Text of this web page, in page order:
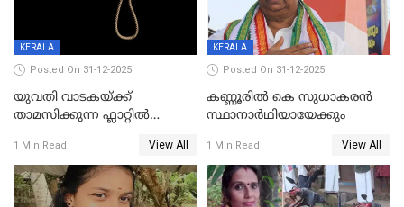
KERALA
Posted On 31-12-2025
യുവതി വാടകയ്ക്ക്
താമസിക്കുന്ന ഫ്ലാറ്റില്‍
സംഭവം കൈതപ്പൊയിലില്‍
1 Min Read View All
KERALA
Posted On 31-12-2025
കണ്ണൂരിൽ കെ സുധാകരൻ
സ്ഥാനാർഥിയായേക്കും
1 Min Read View All